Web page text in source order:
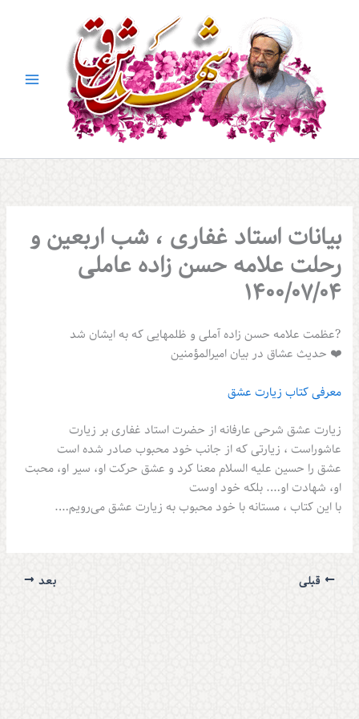
بیانات استاد غفاری ، شب اربعین و
رحلت علامه حسن زاده عاملی
۱۴۰۰/۰7/04
?عظمت علامه حسن زاده آملی و ظلمهایی که به ایشان شد
❤️ حدیث عشاق در بیان امیرالمؤمنین
معرفی کتاب زیارت عشق
زیارت عشق شرحی عارفانه از حضرت استاد غفاری بر زیارت
عاشوراست ، زیارتی که از جانب خود محبوب صادر شده است
عشق را حسین علیه السلام معنا کرد و عشق حرکت او، سیر او، محبت
او، شهادت او…. بلکه خود اوست
با این کتاب ، مستانه با خود محبوب به زیارت عشق می‌رویم….
قبلی بعد